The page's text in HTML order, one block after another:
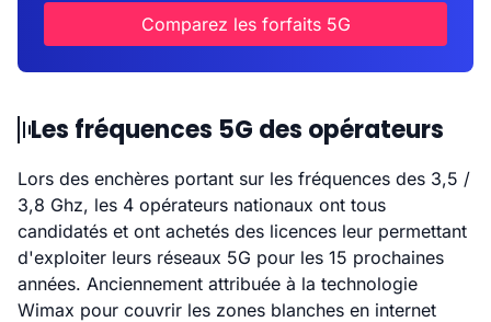
Comparez les forfaits 5G
Les fréquences 5G des opérateurs
Lors des enchères portant sur les fréquences des 3,5 /
3,8 Ghz, les 4 opérateurs nationaux ont tous
candidatés et ont achetés des licences leur permettant
d'exploiter leurs réseaux 5G pour les 15 prochaines
années. Anciennement attribuée à la technologie
Wimax pour couvrir les zones blanches en internet